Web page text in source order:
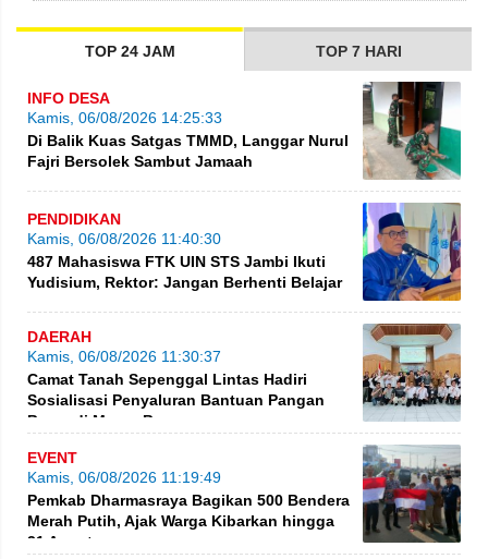
TOP 24 JAM TOP 7 HARI
INFO DESA
Kamis, 06/08/2026 14:25:33
Di Balik Kuas Satgas TMMD, Langgar Nurul
Fajri Bersolek Sambut Jamaah
PENDIDIKAN
Kamis, 06/08/2026 11:40:30
487 Mahasiswa FTK UIN STS Jambi Ikuti
Yudisium, Rektor: Jangan Berhenti Belajar
DAERAH
Kamis, 06/08/2026 11:30:37
Camat Tanah Sepenggal Lintas Hadiri
Sosialisasi Penyaluran Bantuan Pangan
Beras di Muara Bungo
EVENT
Kamis, 06/08/2026 11:19:49
Pemkab Dharmasraya Bagikan 500 Bendera
Merah Putih, Ajak Warga Kibarkan hingga
31 Agustus